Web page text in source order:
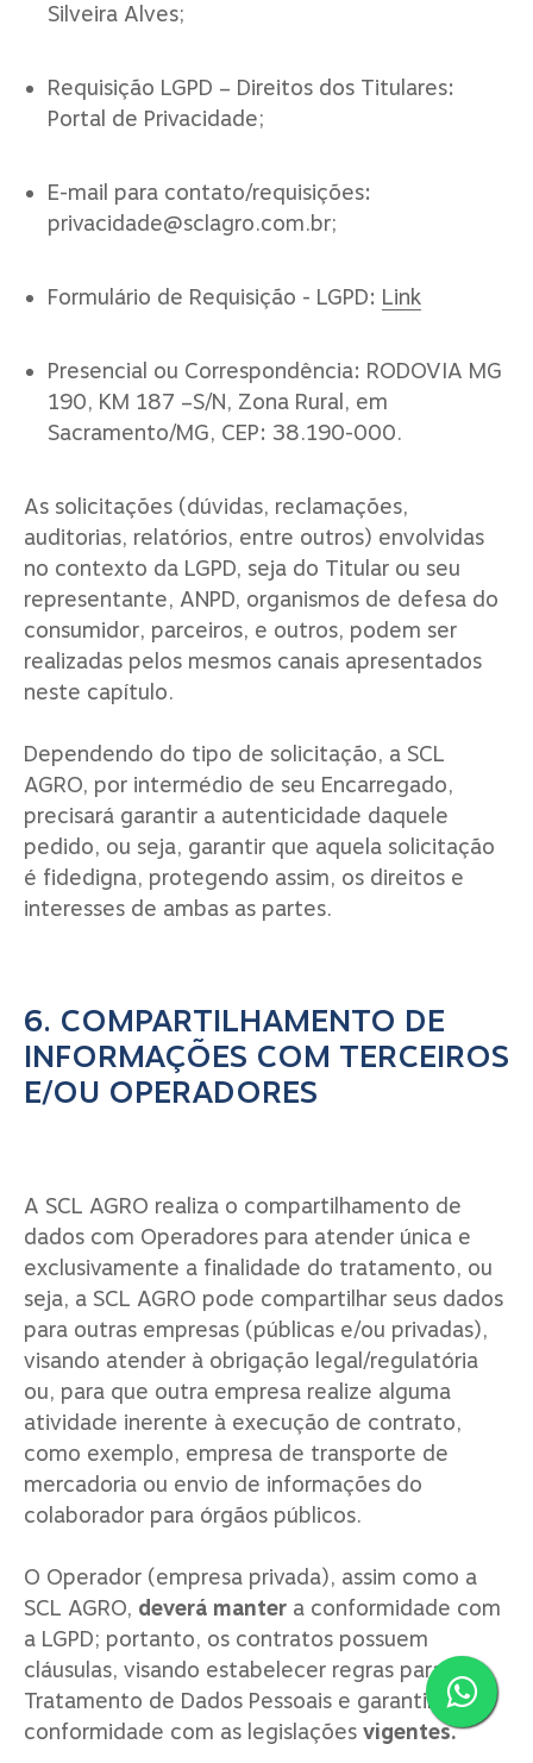
Silveira Alves;
Requisição LGPD – Direitos dos Titulares:
Portal de Privacidade;
E-mail para contato/requisições:
privacidade@sclagro.com.br;
Formulário de Requisição - LGPD: Link
Presencial ou Correspondência: RODOVIA MG
190, KM 187 –S/N, Zona Rural, em
Sacramento/MG, CEP: 38.190-000.
As solicitações (dúvidas, reclamações,
auditorias, relatórios, entre outros) envolvidas
no contexto da LGPD, seja do Titular ou seu
representante, ANPD, organismos de defesa do
consumidor, parceiros, e outros, podem ser
realizadas pelos mesmos canais apresentados
neste capítulo.
Dependendo do tipo de solicitação, a SCL
AGRO, por intermédio de seu Encarregado,
precisará garantir a autenticidade daquele
pedido, ou seja, garantir que aquela solicitação
é fidedigna, protegendo assim, os direitos e
interesses de ambas as partes.
6. COMPARTILHAMENTO DE
INFORMAÇÕES COM TERCEIROS
E/OU OPERADORES
A SCL AGRO realiza o compartilhamento de
dados com Operadores para atender única e
exclusivamente a finalidade do tratamento, ou
seja, a SCL AGRO pode compartilhar seus dados
para outras empresas (públicas e/ou privadas),
visando atender à obrigação legal/regulatória
ou, para que outra empresa realize alguma
atividade inerente à execução de contrato,
como exemplo, empresa de transporte de
mercadoria ou envio de informações do
colaborador para órgãos públicos.
O Operador (empresa privada), assim como a
SCL AGRO, deverá manter a conformidade com
a LGPD; portanto, os contratos possuem
cláusulas, visando estabelecer regras para o
Tratamento de Dados Pessoais e garantir a
conformidade com as legislações vigentes.